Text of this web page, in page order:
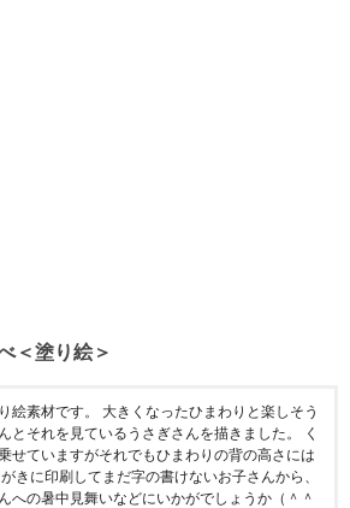
＜塗り絵＞
絵素材です。 大きくなったひまわりと楽しそう
とそれを見ているうさぎさんを描きました。 く
せていますがそれでもひまわりの背の高さには
きに印刷してまだ字の書けないお子さんから、
への暑中見舞いなどにいかがでしょうか（＾＾